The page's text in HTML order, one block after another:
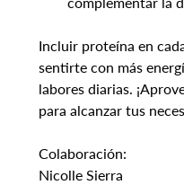
Incluir proteína en
sentirte con más
labores diarias.
para alcanzar tus
Colaboración:
Nicolle Sierra